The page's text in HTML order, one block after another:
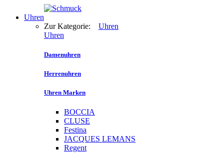
Uhren
Zur Kategorie: Uhren
Uhren
Damenuhren
Herrenuhren
Uhren Marken
BOCCIA
CLUSE
Festina
JACQUES LEMANS
Regent